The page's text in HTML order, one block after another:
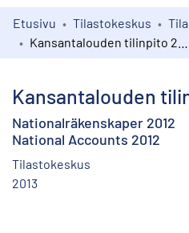
Kokoelmat
Etusivu Tilastokeskus
Kansantalouden
Nationalräkenskaper 2012
National Accounts 2012
Tilastokeskus
2013